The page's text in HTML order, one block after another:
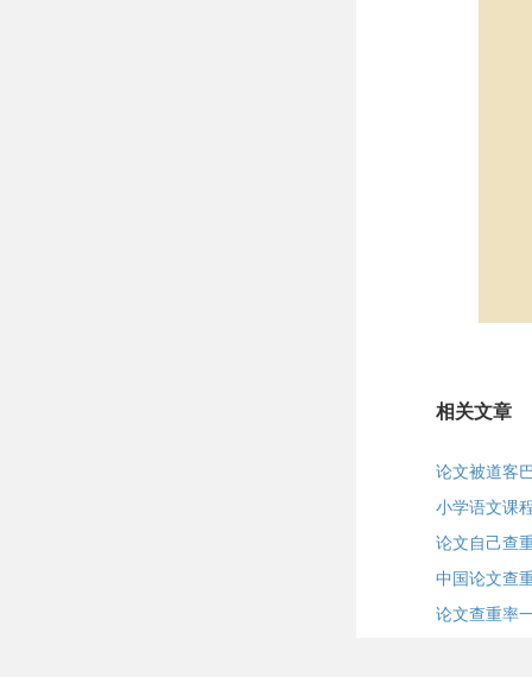
相关文章
论文被道客
小学语文课
论文自己查
中国论文查
论文查重率